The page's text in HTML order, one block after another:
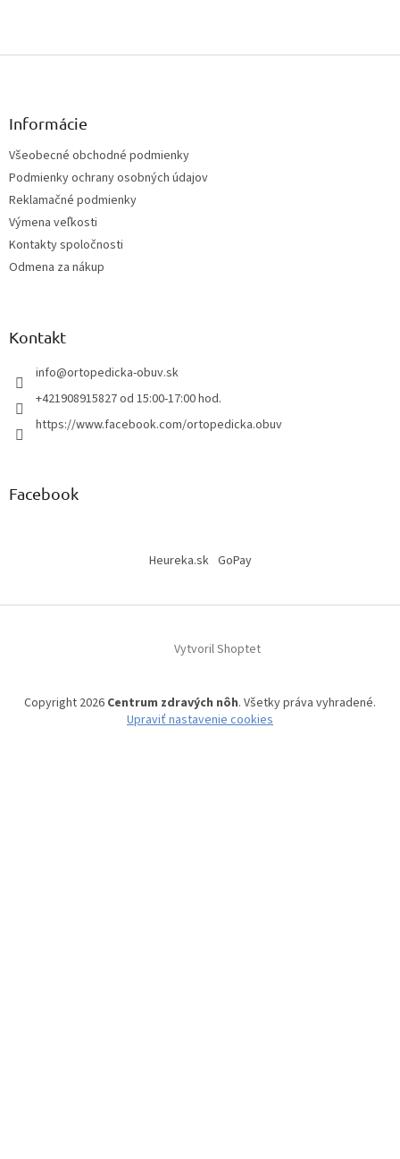
Z
Informácie
Všeobecné obchodné podmienky
Podmienky ochrany osobných údajov
Reklamačné podmienky
Výmena veľkosti
Kontakty spoločnosti
Odmena za nákup
Kontakt
info@ortopedicka-obuv.sk
+421908915827 od 15:00-17:00 hod.
https://www.facebook.com/ortopedicka.obuv
Facebook
Heureka.sk GoPay
Vytvoril Shoptet
Copyright 2026 Centrum zdravých nôh. Všetky práva vyhradené.
Upraviť nastavenie cookies